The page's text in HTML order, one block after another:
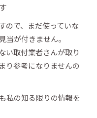
ので、まだ使っていな
当が付きません。
い取付業者さんが取り
り参考になりませんの
私の知る限りの情報を